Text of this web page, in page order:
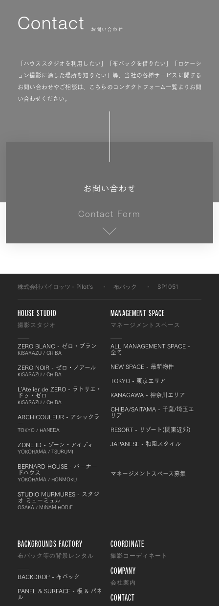
Contact お問い合わせ
「ハウススタジオを利用したい」「布バックを借りたい」「ロケーシ
ョン撮影に適した場所を知りたい」等、当社の各種サービスに関する
お問い合わせやご相談は、こちらのコンタクトフォーム一覧よりお問
い合わせください。
お問い合わせ
Contact Form
株式会社パイロッツ - Pilot's 布バック SP1051
HOUSE STUDIO
撮影スタジオ
ZERO BLANC - ゼロ・ブラン
KISARAZU / CHIBA
ZERO NOIR - ゼロ・ノアール
KISARAZU / CHIBA
L'Atelier de ZERO - ラトリエ・
ドゥ・ゼロ
KISARAZU / CHIBA
ARCHICOULEUR - アシックラ
ー
TOKYO / HANEDA
ZONE ID - ゾーン・アイディ
YOKOHAMA / TSURUMI
BERNARD HOUSE - バーナー
ドハウス
YOKOHAMA / HONMOKU
STUDIO MURMURES - スタジ
オ ミューミュル
OSAKA / MINAMIHORIE
MANAGEMENT SPACE
マネージメントスペース
ALL MANAGEMENT SPACE -
全て
NEW SPACE - 最新物件
TOKYO - 東京エリア
KANAGAWA - 神奈川エリア
CHIBA/SAITAMA - 千葉/埼玉エ
リア
RESORT - リゾート(関東近郊)
JAPANESE - 和風スタイル
マネージメントスペース募集
BACKGROUNDS FACTORY
布バック等の背景レンタル
BACKDROP - 布バック
PANEL & SURFACE - 板 & パネ
ル
COORDINATE
撮影コーディネート
COMPANY
会社案内
CONTACT